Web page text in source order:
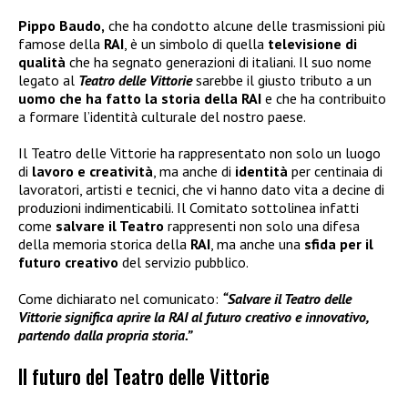
Pippo Baudo, che ha condotto alcune delle trasmissioni più
famose della RAI, è un simbolo di quella televisione di
qualità che ha segnato generazioni di italiani. Il suo nome
legato al Teatro delle Vittoriesarebbe il giusto tributo a un
uomo che ha fatto la storia della RAI e che ha contribuito
a formare l’identità culturale del nostro paese.
Il Teatro delle Vittorie ha rappresentato non solo un luogo
di lavoro e creatività, ma anche di identità per centinaia di
lavoratori, artisti e tecnici, che vi hanno dato vita a decine di
produzioni indimenticabili. Il Comitato sottolinea infatti
come salvare il Teatro rappresenti non solo una difesa
della memoria storica della RAI, ma anche una sfida per il
futuro creativo del servizio pubblico.
Come dichiarato nel comunicato: “Salvare il Teatro delle
Vittorie significa aprire la RAI al futuro creativo e innovativo,
partendo dalla propria storia.”
Il futuro del Teatro delle Vittorie